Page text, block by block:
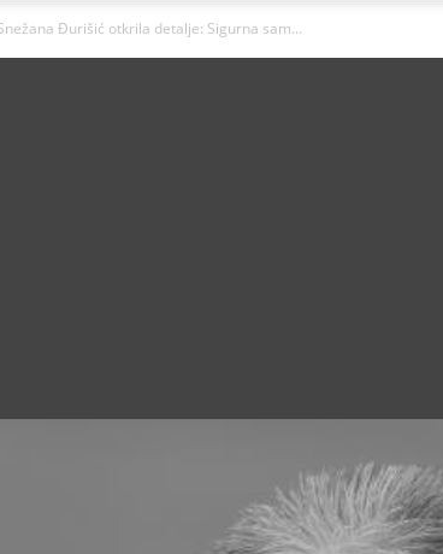
Snežana Đurišić otkrila detalje: Sigurna sam...